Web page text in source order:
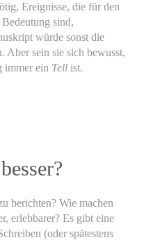
Ereignisse, die für den
sind,
würde sonst die
Aber sein sie sich bewusst,
immer ein Tell ist.
berichten? Wie machen
erlebbarer? Es gibt eine
(oder spätestens